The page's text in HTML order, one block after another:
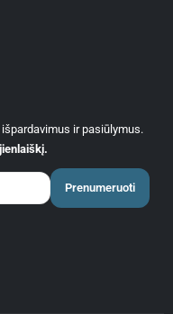
ir pasiūlymus.
Prenumeruoti